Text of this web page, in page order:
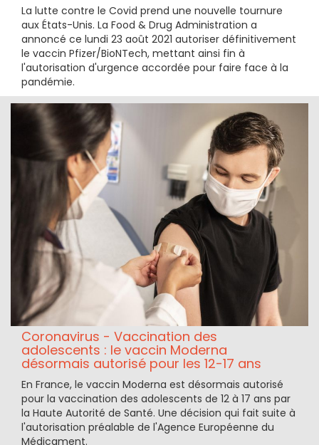
La lutte contre le Covid prend une nouvelle tournure
aux États-Unis. La Food & Drug Administration a
annoncé ce lundi 23 août 2021 autoriser définitivement
le vaccin Pfizer/BioNTech, mettant ainsi fin à
l'autorisation d'urgence accordée pour faire face à la
pandémie.
Coronavirus - Vaccination des
adolescents : le vaccin Moderna
désormais autorisé pour les 12-17 ans
En France, le vaccin Moderna est désormais autorisé
pour la vaccination des adolescents de 12 à 17 ans par
la Haute Autorité de Santé. Une décision qui fait suite à
l'autorisation préalable de l'Agence Européenne du
Médicament.